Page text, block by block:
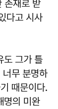
재로 받
다고 시사
도 그가 틀
무 분명하
때문이다.
명의 미완